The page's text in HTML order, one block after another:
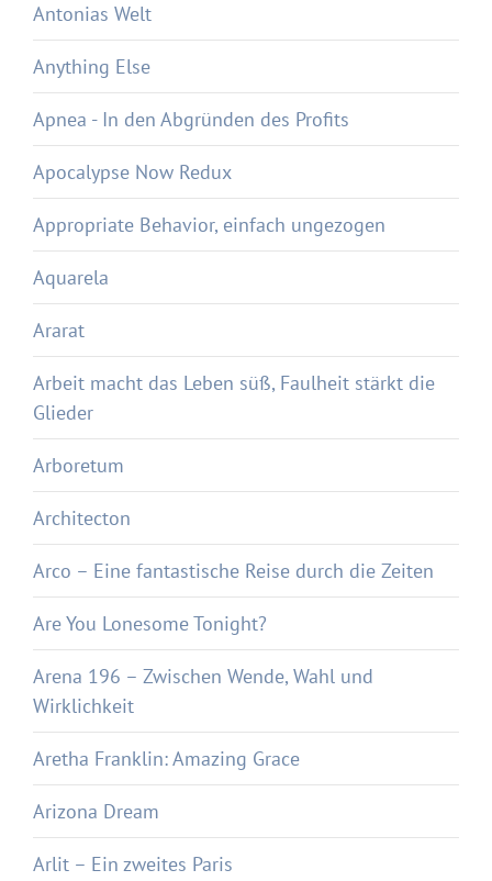
Antonias Welt
Anything Else
Apnea - In den Abgründen des Profits
Apocalypse Now Redux
Appropriate Behavior, einfach ungezogen
Aquarela
Ararat
Arbeit macht das Leben süß, Faulheit stärkt die
Glieder
Arboretum
Architecton
Arco – Eine fantastische Reise durch die Zeiten
Are You Lonesome Tonight?
Arena 196 – Zwischen Wende, Wahl und
Wirklichkeit
Aretha Franklin: Amazing Grace
Arizona Dream
Arlit – Ein zweites Paris